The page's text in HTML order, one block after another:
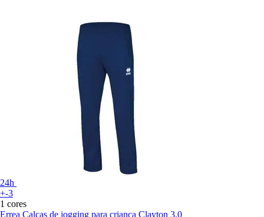
24h
+-3
1 cores
Errea Calças de jogging para criança Clayton 3.0